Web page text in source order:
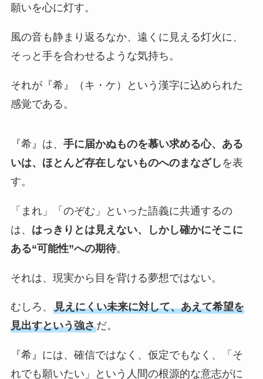
願いを心に灯す。
風の音も静まり返るなか、遠くに見える灯火に、
そっと手を合わせるような気持ち。
それが『希』（キ・ケ）という漢字に込められた
感覚である。
『希』は、 手に届かぬものを慕い求める心、ある
いは、ほとんど存在しないものへのまなざし を表
す。
「まれ」「のぞむ」といった語義に共通するの
は、 はっきりとは見えない、しかし確かにそこに
ある“可能性”への期待。
それは、現実から目を背ける夢想ではない。
むしろ、 見えにくい未来に対して、あえて希望を
見出すという強さだ。
『希』には、確信ではなく、仮定でもなく、「そ
れでも願いたい」という人間の根源的な意志がに